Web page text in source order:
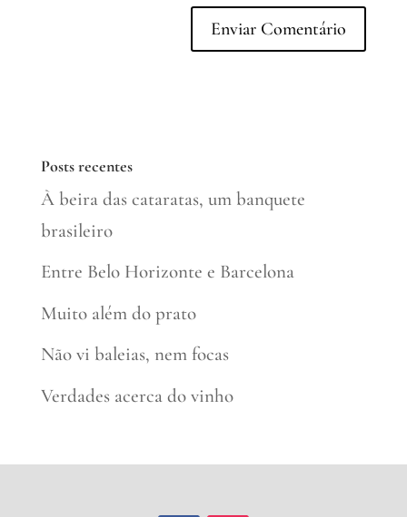
Posts recentes
À beira das cataratas, um banquete
brasileiro
Entre Belo Horizonte e Barcelona
Muito além do prato
Não vi baleias, nem focas
Verdades acerca do vinho